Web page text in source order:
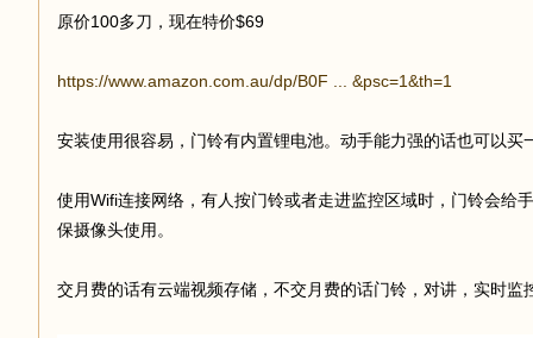
原价100多刀，现在特价$69
https://www.amazon.com.au/dp/B0F ... &psc=1&th=1
安装使用很容易，门铃有内置锂电池。动手能力强的话也可以买
使用Wifi连接网络，有人按门铃或者走进监控区域时，门铃会给
保摄像头使用。
交月费的话有云端视频存储，不交月费的话门铃，对讲，实时监